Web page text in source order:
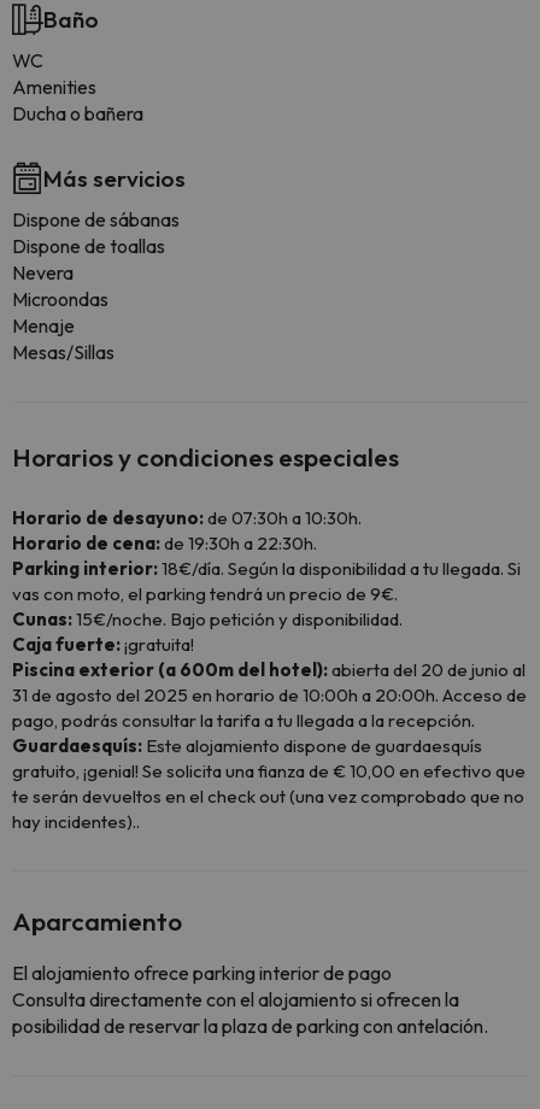
Baño
WC
Amenities
Ducha o bañera
Más servicios
Dispone de sábanas
Dispone de toallas
Nevera
Microondas
Menaje
Mesas/Sillas
Horarios y condiciones especiales
Horario de desayuno:de 07:30h a 10:30h.
Horario de cena:de 19:30h a 22:30h.
Parking interior:18€/día. Según la disponibilidad a tu llegada. Si
vas con moto, el parking tendrá un precio de 9€.
Cunas:15€/noche. Bajo petición y disponibilidad.
Caja fuerte:¡gratuita!
Piscina exterior (a 600m del hotel):abierta del 20 de junio al
31 de agosto del 2025 en horario de 10:00h a 20:00h. Acceso de
pago, podrás consultar la tarifa a tu llegada a la recepción.
Guardaesquís: Este alojamiento dispone de guardaesquís
gratuito, ¡genial! Se solicita una fianza de € 10,00 en efectivo que
te serán devueltos en el check out (una vez comprobado que no
hay incidentes)..
Aparcamiento
El alojamiento ofrece parking interior de pago
Consulta directamente con el alojamiento si ofrecen la
posibilidad de reservar la plaza de parking con antelación.